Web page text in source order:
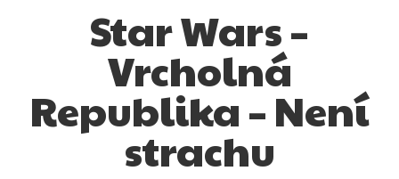
Komiks
Star Wars –
Vrcholná
Republika – Není
strachu